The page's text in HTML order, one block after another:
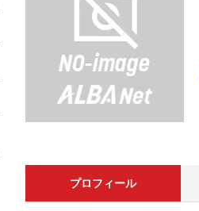
プロフィール